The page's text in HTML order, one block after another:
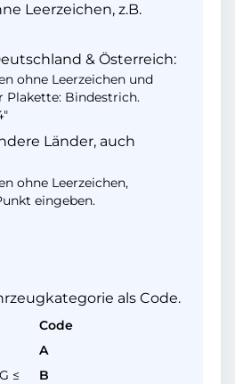
Leerzeichen, z.B.
& Österreich:
ohne Leerzeichen und
Plakette: Bindestrich.
Länder, auch
ohne Leerzeichen,
eingeben.
als Code.
Code
A
≤
B